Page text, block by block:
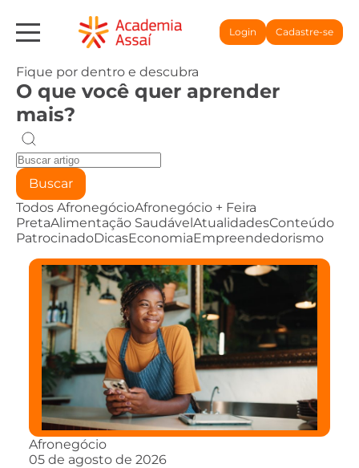
Login Cadastre-se
Fique por dentro e descubra
O que você quer aprender
mais?
Buscar
Todos AfronegócioAfronegócio + Feira
PretaAlimentação SaudávelAtualidadesConteúdo
PatrocinadoDicasEconomiaEmpreendedorismo
Afronegócio
05 de agosto de 2026